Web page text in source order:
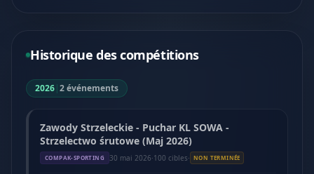
Historique des compétitions
2026|2 événements
Zawody Strzeleckie - Puchar KL SOWA -
Strzelectwo śrutowe (Maj 2026)
COMPAK-SPORTING 30 mai 2026·100 cibles· NON TERMINÉE